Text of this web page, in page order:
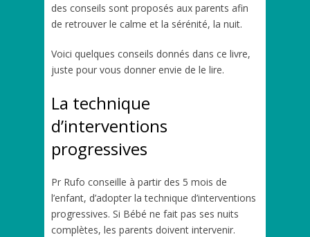
des conseils sont proposés aux parents afin
de retrouver le calme et la sérénité, la nuit.
Voici quelques conseils donnés dans ce livre,
juste pour vous donner envie de le lire.
La technique
d’interventions
progressives
Pr Rufo conseille à partir des 5 mois de
l’enfant, d’adopter la technique d’interventions
progressives. Si Bébé ne fait pas ses nuits
complètes, les parents doivent intervenir.